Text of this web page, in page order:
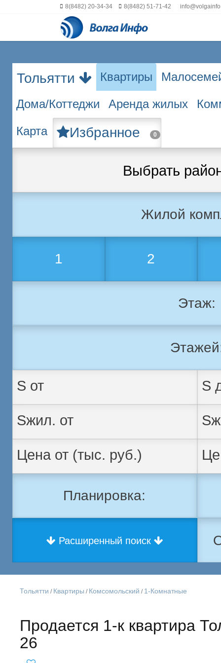
8(8482) 20-34-34 8(8482) 51-71-42
Тольятти Квартиры
Дома/Коттеджи Аренда жилых
Карта Избранное 0
Выбрать
Жилой
1 2
Этаж:
Планировка:
Расширенный поиск
Тольятти / Квартиры / Комсомольский / 1-Комнатные
Продается 1-к квартира
26